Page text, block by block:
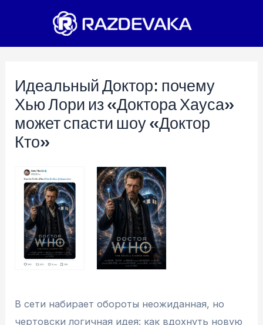
Идеальный Доктор: почему
Хью Лори из «Доктора Хауса»
может спасти шоу «Доктор
Кто»
В сети набирает обороты неожиданная, но
чертовски логичная идея: как вдохнуть новую